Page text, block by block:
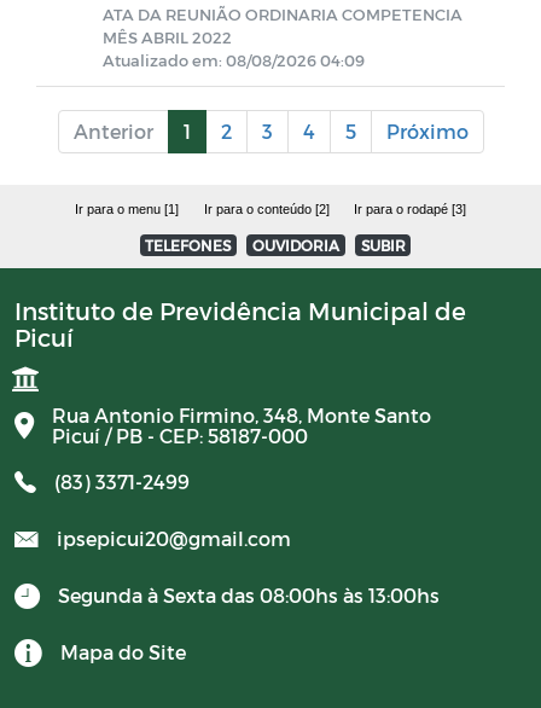
Diário oficial
Portal do Contribuinte
ATA DA REUNIÃO ORDINARIA COMPETENCIA
MÊS ABRIL 2022
Atualizado em: 08/08/2026 04:09
Anterior 1 2 3 4 5 Próximo
Ir para o menu [1] Ir para o conteúdo [2] Ir para o rodapé [3]
TELEFONES OUVIDORIA SUBIR
Instituto de Previdência Municipal de
Picuí
Rua Antonio Firmino, 348, Monte Santo
Picuí / PB - CEP: 58187-000
(83) 3371-2499
ipsepicui20@gmail.com
Segunda à Sexta das 08:00hs às 13:00hs
Mapa do Site